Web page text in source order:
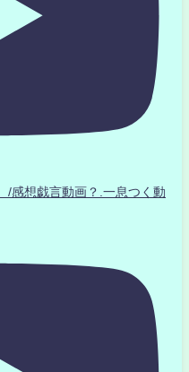
想戯言動画？.一息つく動